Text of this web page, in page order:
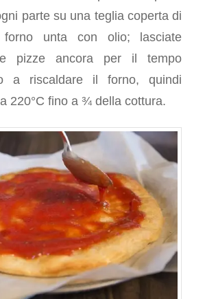
parte su una teglia coperta di
unta con olio; lasciate
pizze ancora per il tempo
a riscaldare il forno, quindi
220°C fino a ¾ della cottura.